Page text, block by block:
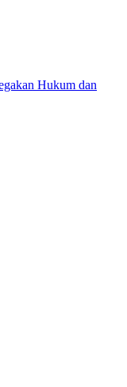
Hukum dan